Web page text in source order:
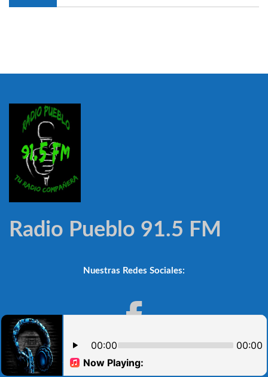
Radio Pueblo 91.5 FM
Nuestras Redes Sociales:
Noticioso Automático V.2